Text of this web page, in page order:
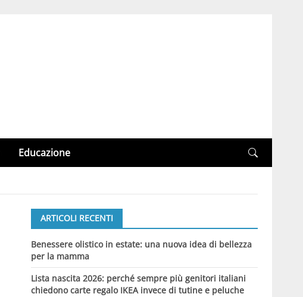
Educazione
ARTICOLI RECENTI
Benessere olistico in estate: una nuova idea di bellezza
per la mamma
Lista nascita 2026: perché sempre più genitori italiani
chiedono carte regalo IKEA invece di tutine e peluche